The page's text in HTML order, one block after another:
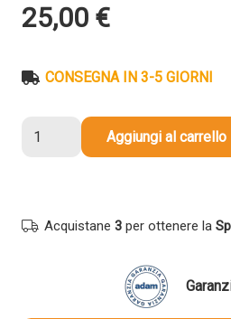
25,00 €
CONSEGNA IN 3-5 GIORNI
Collettore
compatibile
P03
Aggiungi al carrello
Acquistane 3 per ottenere la